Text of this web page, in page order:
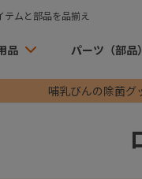
ムと部品を品揃え
品 パーツ（部品）
哺乳びんの除菌